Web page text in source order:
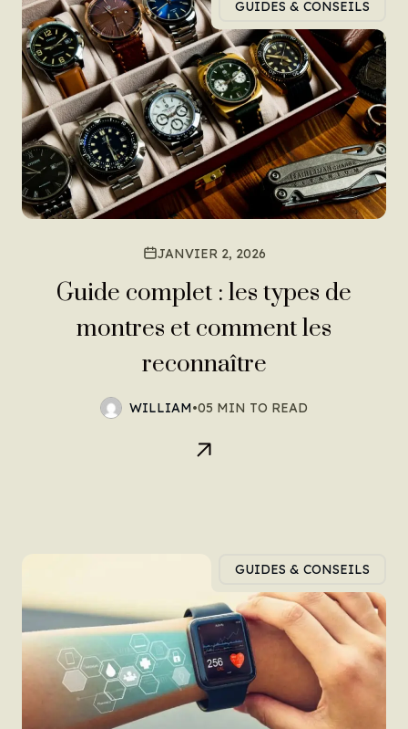
GUIDES & CONSEILS
JANVIER 2, 2026
Guide complet : les types de
montres et comment les
reconnaître
WILLIAM•05 MIN TO READ
GUIDES & CONSEILS